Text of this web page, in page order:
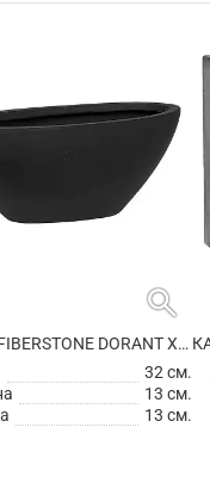
search
КАШПО FIBERSTONE DORANT XS MATT BLACK
32 см.
13 см.
13 см.